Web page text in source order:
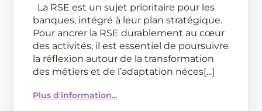
La RSE est un sujet prioritaire pour les
banques, intégré à leur plan stratégique.
Pour ancrer la RSE durablement au cœur
des activités, il est essentiel de poursuivre
la réflexion autour de la transformation
des métiers et de l’adaptation néces[...]
Plus d'information...